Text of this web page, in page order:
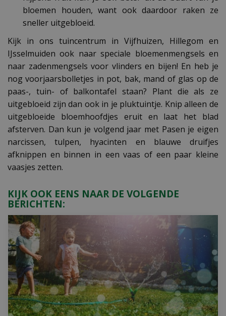
bloemen houden, want ook daardoor raken ze
sneller uitgebloeid.
Kijk in ons tuincentrum in Vijfhuizen, Hillegom en
IJsselmuiden ook naar speciale bloemenmengsels en
naar zadenmengsels voor vlinders en bijen! En heb je
nog voorjaarsbolletjes in pot, bak, mand of glas op de
paas-, tuin- of balkontafel staan? Plant die als ze
uitgebloeid zijn dan ook in je pluktuintje. Knip alleen de
uitgebloeide bloemhoofdjes eruit en laat het blad
afsterven. Dan kun je volgend jaar met Pasen je eigen
narcissen, tulpen, hyacinten en blauwe druifjes
afknippen en binnen in een vaas of een paar kleine
vaasjes zetten.
KIJK OOK EENS NAAR DE VOLGENDE
BERICHTEN: